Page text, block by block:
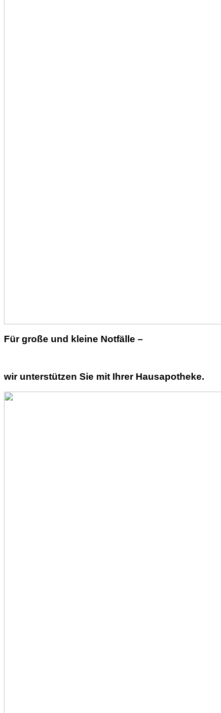
Für große und kleine Notfälle –
wir unterstützen Sie mit Ihrer Hausapotheke.